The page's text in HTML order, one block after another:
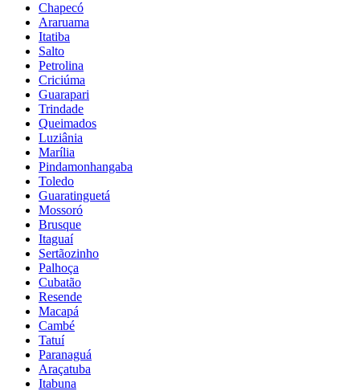
Chapecó
Araruama
Itatiba
Salto
Petrolina
Criciúma
Guarapari
Trindade
Queimados
Luziânia
Marília
Pindamonhangaba
Toledo
Guaratinguetá
Mossoró
Brusque
Itaguaí
Sertãozinho
Palhoça
Cubatão
Resende
Macapá
Cambé
Tatuí
Paranaguá
Araçatuba
Itabuna